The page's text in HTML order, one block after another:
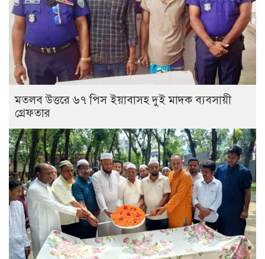
মতলব উত্তরে ৬৭ পিস ইয়াবাসহ দুই মাদক ব্যবসায়ী
গ্রেফতার